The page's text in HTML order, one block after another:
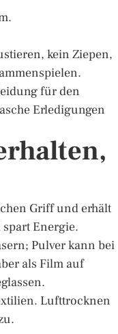
kein Ziepen,
für den
Erledigungen
Griff und erhält
spart Energie.
Pulver kann bei
als Film auf
Lufttrocknen